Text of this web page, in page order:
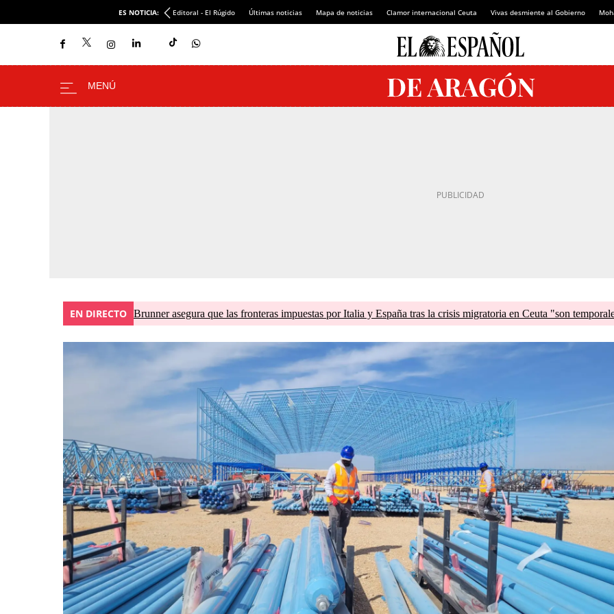
ES NOTICIA: Editoral - El Rúgido Últimas noticias Mapa de noticias Clamor internacional Ceuta Vivas desmiente al Gobierno
EN DIRECTO Brunner asegura que las fronteras impuestas por Italia y España tras la crisis migratoria en Ceuta "son